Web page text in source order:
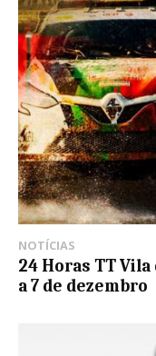
NOTÍCIAS
24 Horas TT
a 7 de dezembro